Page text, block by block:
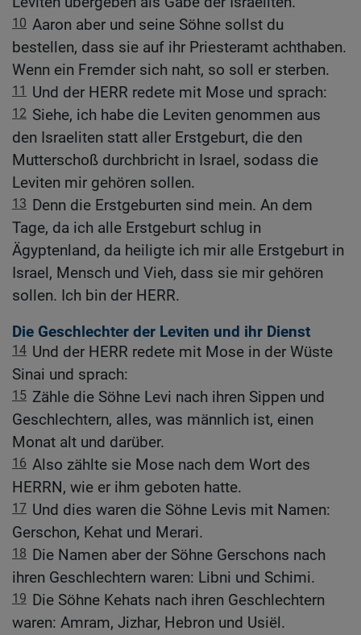
10 Aaron aber und seine Söhne sollst du
bestellen, dass sie auf ihr Priesteramt achthaben.
Wenn ein Fremder sich naht, so soll er sterben.
11 Und der HERR redete mit Mose und sprach:
12 Siehe, ich habe die Leviten genommen aus
den Israeliten statt aller Erstgeburt, die den
Mutterschoß durchbricht in Israel, sodass die
Leviten mir gehören sollen.
13 Denn die Erstgeburten sind mein. An dem
Tage, da ich alle Erstgeburt schlug in
Ägyptenland, da heiligte ich mir alle Erstgeburt in
Israel, Mensch und Vieh, dass sie mir gehören
sollen. Ich bin der HERR.
Die Geschlechter der Leviten und ihr Dienst
14 Und der HERR redete mit Mose in der Wüste
Sinai und sprach:
15 Zähle die Söhne Levi nach ihren Sippen und
Geschlechtern, alles, was männlich ist, einen
Monat alt und darüber.
16 Also zählte sie Mose nach dem Wort des
HERRN, wie er ihm geboten hatte.
17 Und dies waren die Söhne Levis mit Namen:
Gerschon, Kehat und Merari.
18 Die Namen aber der Söhne Gerschons nach
ihren Geschlechtern waren: Libni und Schimi.
19 Die Söhne Kehats nach ihren Geschlechtern
waren: Amram, Jizhar, Hebron und Usiël.